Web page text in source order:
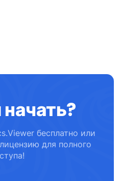
бесплатно или
для полного